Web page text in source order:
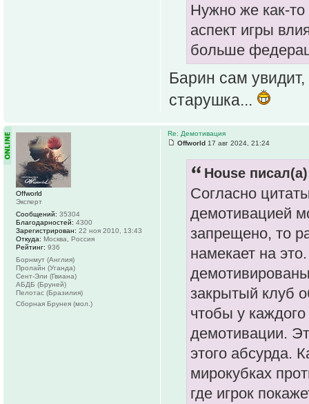
Нужно же как-то
аспект игры
больше
Барин сам
старушка...
Re: Демотивация
Offworld 17 авг 2024, 21:24
House
Согласно
демотивацией
запрещено, то
намекает на
закрытый клуб
чтобы у
демотивации.
этого абсурда.
мирокубках
где игрок
Offworld
Эксперт
Сообщений: 35304
Благодарностей: 4300
Зарегистрирован: 22 ноя 2010, 13:43
Откуда: Москва, Россия
Рейтинг: 936
Борнмут (Англия)
Пролайн (Уганда)
Сент-Эли (Гвиана)
АБДБ (Бруней)
Пелотас (Бразилия)
Сборная Брунея (мол.)